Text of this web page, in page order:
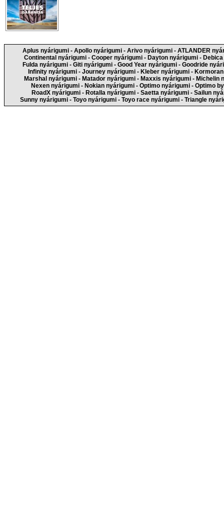
Aplus nyárigumi- Apollo nyárigumi- Arivo nyárigumi- ATLANDER
Continental nyárigumi- Cooper nyárigumi- Dayton nyárigumi-
Fulda nyárigumi - Giti nyárigumi - Good Year nyárigumi - Goodride
Infinity nyárigumi- Journey nyárigumi- Kleber nyárigumi-
Marshal nyárigumi- Matador nyárigumi- Maxxis nyárigumi- Michelin
Nexen nyárigumi- Nokian nyárigumi- Optimo nyárigumi- Optimo
RoadX nyárigumi - Rotalla nyárigumi - Saetta nyárigumi - Sailun
Sunny nyárigumi - Toyo nyárigumi - Toyo race nyárigumi - Triangle